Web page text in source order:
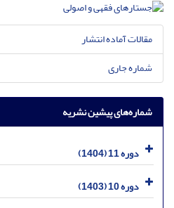
مقالات آماده انتشار
شماره جاری
شماره‌های پیشین نشریه
دوره 11 (1404)
دوره 10 (1403)